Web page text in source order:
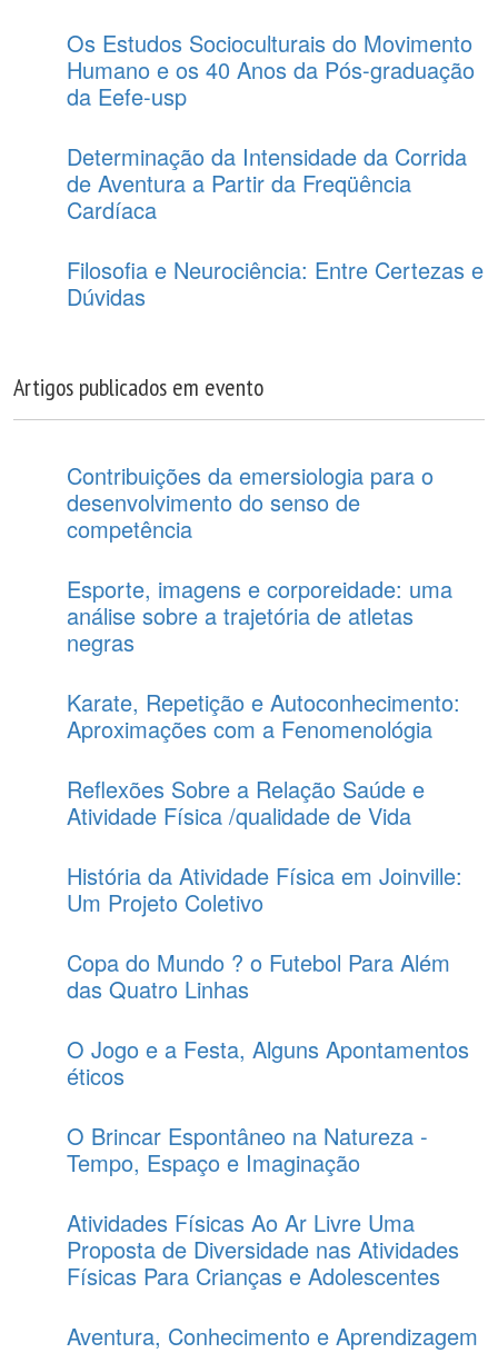
Os Estudos Socioculturais do Movimento
Humano e os 40 Anos da Pós-graduação
da Eefe-usp
Determinação da Intensidade da Corrida
de Aventura a Partir da Freqüência
Cardíaca
Filosofia e Neurociência: Entre Certezas e
Dúvidas
Artigos publicados em evento
Contribuições da emersiologia para o
desenvolvimento do senso de
competência
Esporte, imagens e corporeidade: uma
análise sobre a trajetória de atletas
negras
Karate, Repetição e Autoconhecimento:
Aproximações com a Fenomenológia
Reflexões Sobre a Relação Saúde e
Atividade Física /qualidade de Vida
História da Atividade Física em Joinville:
Um Projeto Coletivo
Copa do Mundo ? o Futebol Para Além
das Quatro Linhas
O Jogo e a Festa, Alguns Apontamentos
éticos
O Brincar Espontâneo na Natureza -
Tempo, Espaço e Imaginação
Atividades Físicas Ao Ar Livre Uma
Proposta de Diversidade nas Atividades
Físicas Para Crianças e Adolescentes
Aventura, Conhecimento e Aprendizagem